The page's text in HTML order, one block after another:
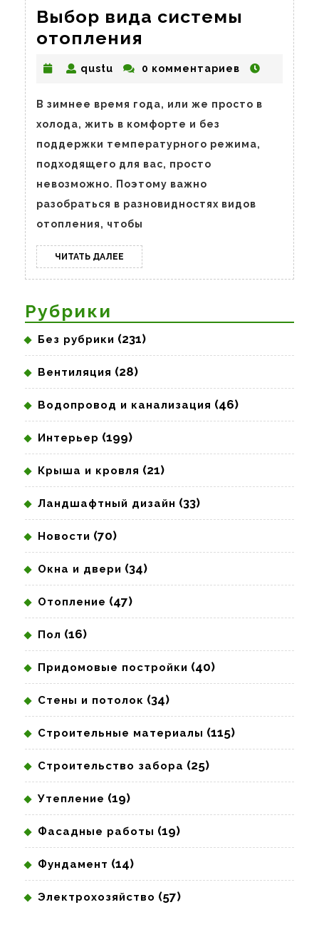
Выбор вида системы
отопления
системы
отопления
qustu qustu0 комментариев
В зимнее время года, или же просто в
холода, жить в комфорте и без
поддержки температурного режима,
подходящего для вас, просто
невозможно. Поэтому важно
разобраться в разновидностях видов
отопления, чтобы
ЧИТАТЬ ДАЛЕЕ ЧИТАТЬ
ДАЛЕЕ
Рубрики
Без рубрики (231)
Вентиляция (28)
Водопровод и канализация (46)
Интерьер (199)
Крыша и кровля (21)
Ландшафтный дизайн (33)
Новости (70)
Окна и двери (34)
Отопление (47)
Пол (16)
Придомовые постройки (40)
Стены и потолок (34)
Строительные материалы (115)
Строительство забора (25)
Утепление (19)
Фасадные работы (19)
Фундамент (14)
Электрохозяйство (57)